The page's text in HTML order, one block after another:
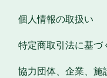
個人情報の取扱い
特定商取引法に基づ
協力団体、企業、施